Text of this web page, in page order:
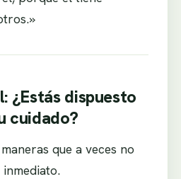
¿Estás dispuesto
cuidado?
que a veces no